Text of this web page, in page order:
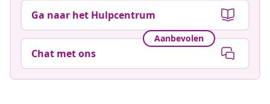
Ga naar het Hulpcentrum
Aanbevolen
Chat met ons